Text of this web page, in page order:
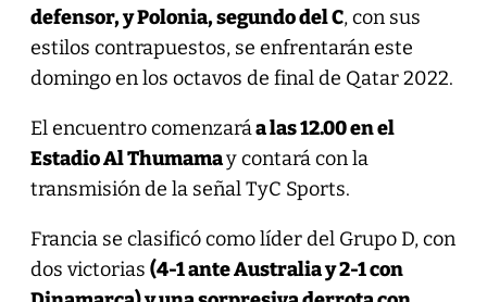
defensor, y Polonia, segundo del C, con sus
estilos contrapuestos, se enfrentarán este
domingo en los octavos de final de Qatar 2022.
El encuentro comenzaráa las 12.00 en el
Estadio Al Thumamay contará con la
transmisión de la señal TyC Sports.
Francia se clasificó como líder del Grupo D, con
dos victorias (4-1 ante Australia y 2-1 con